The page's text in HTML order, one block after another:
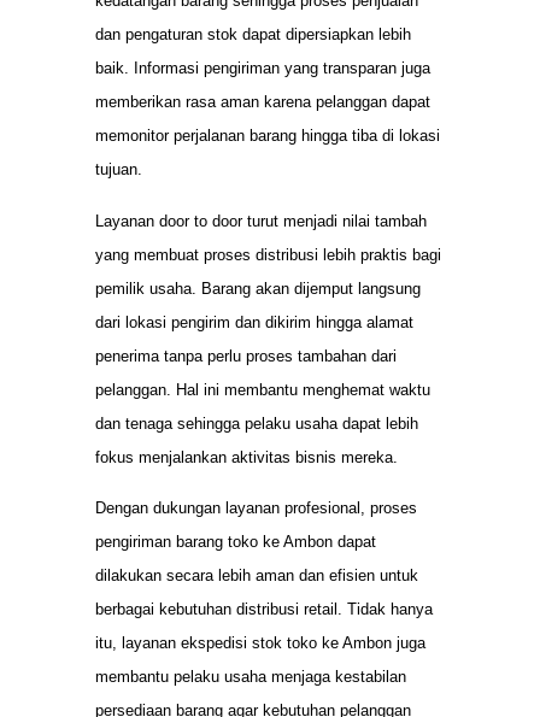
dan pengaturan stok dapat dipersiapkan lebih
baik. Informasi pengiriman yang transparan juga
memberikan rasa aman karena pelanggan dapat
memonitor perjalanan barang hingga tiba di lokasi
tujuan.
Layanan door to door turut menjadi nilai tambah
yang membuat proses distribusi lebih praktis bagi
pemilik usaha. Barang akan dijemput langsung
dari lokasi pengirim dan dikirim hingga alamat
penerima tanpa perlu proses tambahan dari
pelanggan. Hal ini membantu menghemat waktu
dan tenaga sehingga pelaku usaha dapat lebih
fokus menjalankan aktivitas bisnis mereka.
Dengan dukungan layanan profesional, proses
pengiriman barang toko ke Ambon dapat
dilakukan secara lebih aman dan efisien untuk
berbagai kebutuhan distribusi retail. Tidak hanya
itu, layanan ekspedisi stok toko ke Ambon juga
membantu pelaku usaha menjaga kestabilan
persediaan barang agar kebutuhan pelanggan